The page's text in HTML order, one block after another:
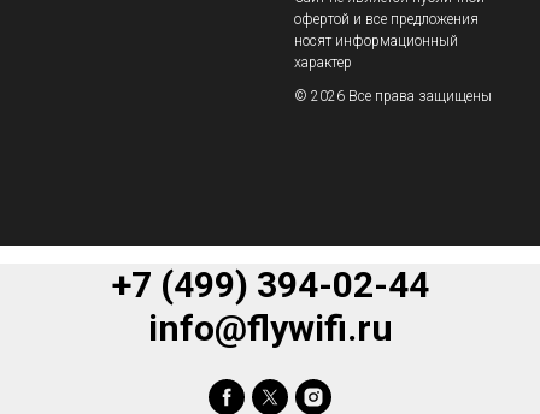
офертой и все предложения
носят информационный
характер
© 2026 Все права защищены
+7 (499) 394-02-44
info@flywifi.ru